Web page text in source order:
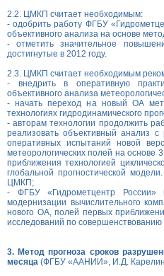
2.2. ЦМКП считает необходимым:
- одобрить работу ФГБУ
объективного анализа на основе
- отметить значительное
достигнутые в 2012 году.
2.3. ЦМКП считает необходимым
- внедрить в оперативную
объективного анализа
- начать переход на новый ОА
технологиях гидродинамического
- авторам технологии продолжить
реализовать объективный анализ
оперативных испытаний новой
метеорологических полей на основе
приближения технологией
глобальной прогностической
ЦМКП;
- ФГБУ «Гидрометцентр России»
модернизации вычислительного
нового ОА, полей первых
исследований по
3. Метод прогноза сроков
месяца (ФГБУ «ААНИИ», И.Д.